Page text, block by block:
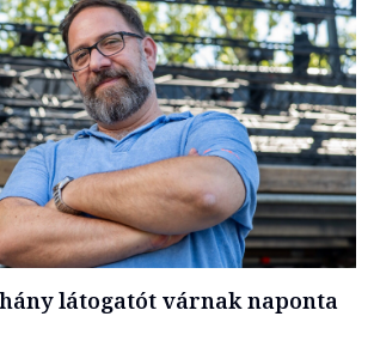
látogatót várnak naponta